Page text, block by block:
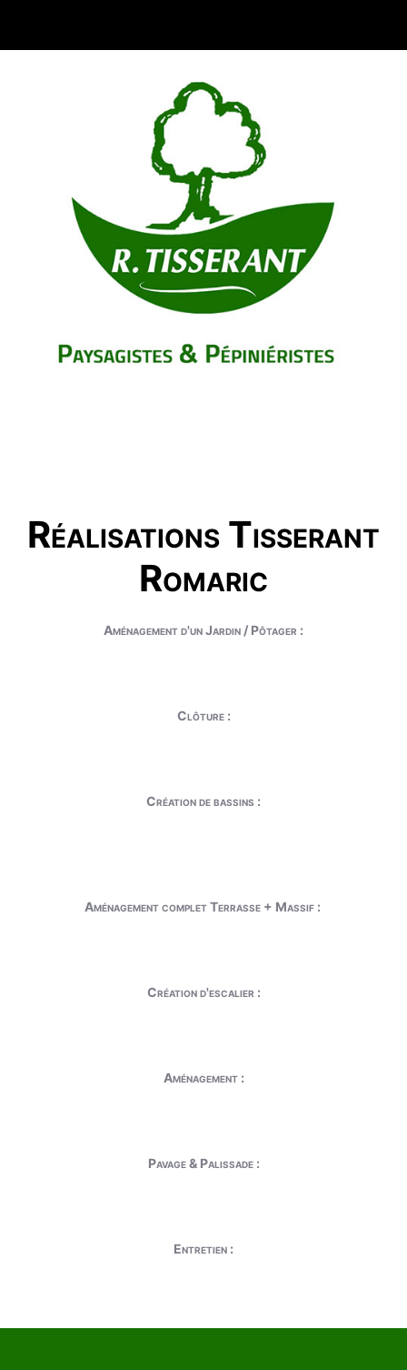
Réalisations Tisserant
Romaric
Aménagement d'un Jardin / Pôtager :
Clôture :
Création de bassins :
Aménagement complet Terrasse + Massif :
Création d'escalier :
Aménagement :
Pavage & Palissade :
Entretien :